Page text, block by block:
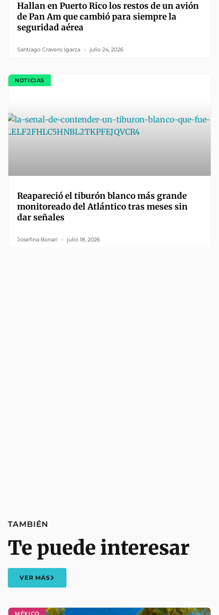
Hallan en Puerto Rico los restos de un avión
de Pan Am que cambió para siempre la
seguridad aérea
Santiago Cravero Igarza julio 24, 2026
NOTICIAS
Reapareció el tiburón blanco más grande
monitoreado del Atlántico tras meses sin
dar señales
Josefina Bonari julio 18, 2026
MÉXICO
TAMBIÉN
Te puede interesar
VER MÁS